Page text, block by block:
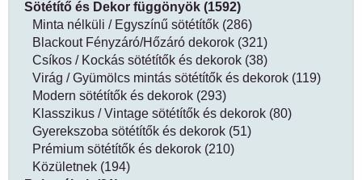
Sötétítő és Dekor függönyök (1592)
Minta nélküli / Egyszínű sötétítők (286)
Blackout Fényzáró/Hőzáró dekorok (321)
Csíkos / Kockás sötétítők és dekorok (38)
Virág / Gyümölcs mintás sötétítők és dekorok (119)
Modern sötétítők és dekorok (293)
Klasszikus / Vintage sötétítők és dekorok (80)
Gyerekszoba sötétítők és dekorok (51)
Prémium sötétítők és dekorok (210)
Közületnek (194)